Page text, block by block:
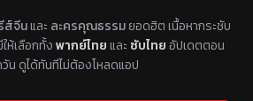
ง พากย์ไทย ซับไทย
ส์จีนและ ละครคุณธรรมยอดฮิต เนื้อหากระชับ
ห้เลือกทั้งพากย์ไทยและ ซับไทยอัปเดตตอน
น ดูได้ทันทีไม่ต้องโหลดแอป